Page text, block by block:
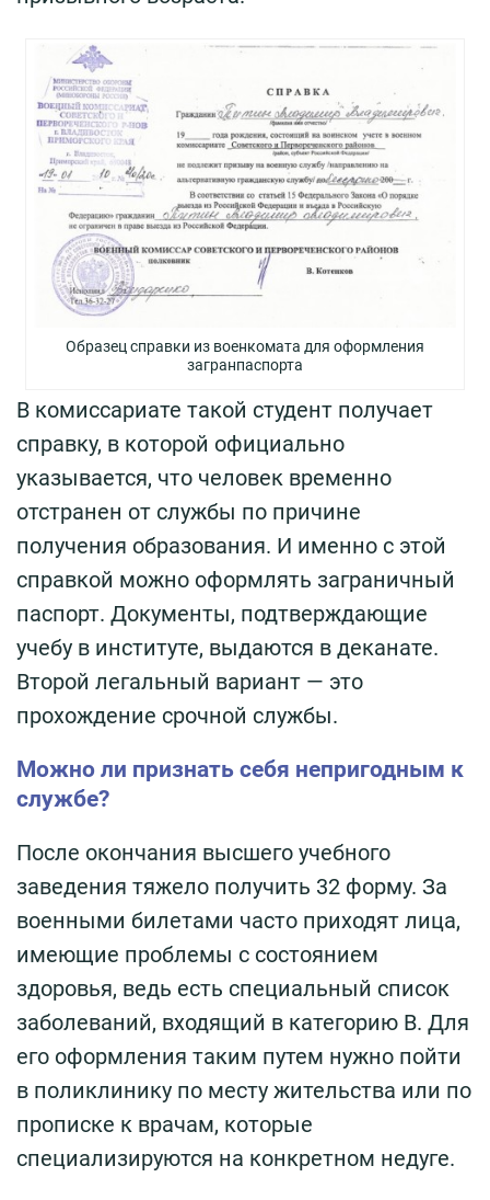
Образец справки из военкомата для оформления
загранпаспорта
В комиссариате такой студент получает
справку, в которой официально
указывается, что человек временно
отстранен от службы по причине
получения образования. И именно с этой
справкой можно оформлять заграничный
паспорт. Документы, подтверждающие
учебу в институте, выдаются в деканате.
Второй легальный вариант — это
прохождение срочной службы.
Можно ли признать себя непригодным к
службе?
После окончания высшего учебного
заведения тяжело получить 32 форму. За
военными билетами часто приходят лица,
имеющие проблемы с состоянием
здоровья, ведь есть специальный список
заболеваний, входящий в категорию В. Для
его оформления таким путем нужно пойти
в поликлинику по месту жительства или по
прописке к врачам, которые
специализируются на конкретном недуге.